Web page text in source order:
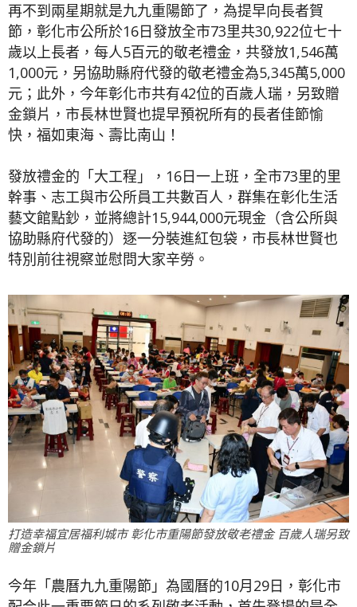
再不到兩星期就是九九重陽節了，為提早向長者賀
節，彰化市公所於16日發放全市73里共30,922位七十
歲以上長者，每人5百元的敬老禮金，共發放1,546萬
1,000元，另協助縣府代發的敬老禮金為5,345萬5,000
元；此外，今年彰化市共有42位的百歲人瑞，另致贈
金鎖片，市長林世賢也提早預祝所有的長者佳節愉
快，福如東海、壽比南山！
發放禮金的「大工程」，16日一上班，全市73里的里
幹事、志工與市公所員工共數百人，群集在彰化生活
藝文館點鈔，並將總計15,944,000元現金（含公所與
協助縣府代發的）逐一分裝進紅包袋，市長林世賢也
特別前往視察並慰問大家辛勞。
打造幸福宜居福利城市 彰化市重陽節發放敬老禮金 百歲人瑞另致
贈金鎖片
今年「農曆九九重陽節」為國曆的10月29日，彰化市